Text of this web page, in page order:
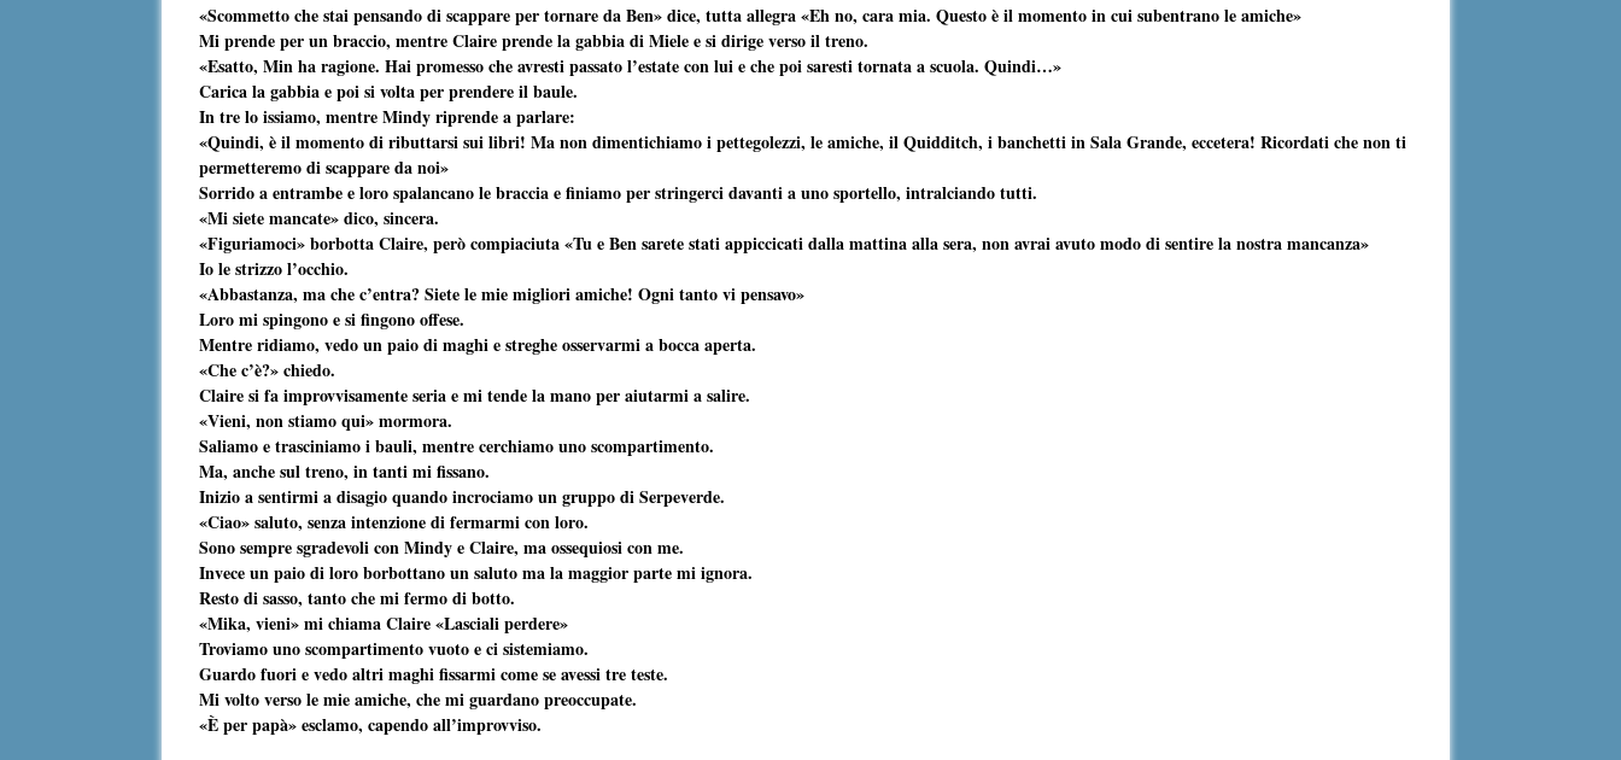
«Scommetto che stai pensando di scappare per tornare da Ben» dice, tutta allegra «Eh no, cara mia. Questo è il momento in cui subentrano le amiche»
Mi prende per un braccio, mentre Claire prende la gabbia di Miele e si dirige verso il treno.
«Esatto, Min ha ragione. Hai promesso che avresti passato l’estate con lui e che poi saresti tornata a scuola. Quindi…»
Carica la gabbia e poi si volta per prendere il baule.
In tre lo issiamo, mentre Mindy riprende a parlare:
«Quindi, è il momento di ributtarsi sui libri! Ma non dimentichiamo i pettegolezzi, le amiche, il Quidditch, i banchetti in Sala Grande, eccetera! Ricordati che non ti
permetteremo di scappare da noi»
Sorrido a entrambe e loro spalancano le braccia e finiamo per stringerci davanti a uno sportello, intralciando tutti.
«Mi siete mancate» dico, sincera.
«Figuriamoci» borbotta Claire, però compiaciuta «Tu e Ben sarete stati appiccicati dalla mattina alla sera, non avrai avuto modo di sentire la nostra mancanza»
Io le strizzo l’occhio.
«Abbastanza, ma che c’entra? Siete le mie migliori amiche! Ogni tanto vi pensavo»
Loro mi spingono e si fingono offese.
Mentre ridiamo, vedo un paio di maghi e streghe osservarmi a bocca aperta.
«Che c’è?» chiedo.
Claire si fa improvvisamente seria e mi tende la mano per aiutarmi a salire.
«Vieni, non stiamo qui» mormora.
Saliamo e trasciniamo i bauli, mentre cerchiamo uno scompartimento.
Ma, anche sul treno, in tanti mi fissano.
Inizio a sentirmi a disagio quando incrociamo un gruppo di Serpeverde.
«Ciao» saluto, senza intenzione di fermarmi con loro.
Sono sempre sgradevoli con Mindy e Claire, ma ossequiosi con me.
Invece un paio di loro borbottano un saluto ma la maggior parte mi ignora.
Resto di sasso, tanto che mi fermo di botto.
«Mika, vieni» mi chiama Claire «Lasciali perdere»
Troviamo uno scompartimento vuoto e ci sistemiamo.
Guardo fuori e vedo altri maghi fissarmi come se avessi tre teste.
Mi volto verso le mie amiche, che mi guardano preoccupate.
«È per papà» esclamo, capendo all’improvviso.